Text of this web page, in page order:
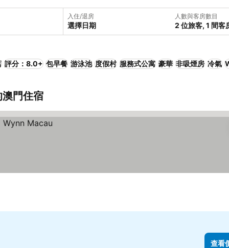
入住/退房
選擇日期
人數與客房數目
2 位旅客, 1 間客
評分：8.0+ 包早餐 游泳池 度假村 服務式公寓 豪華 非吸煙房 冷氣
門住宿
查看